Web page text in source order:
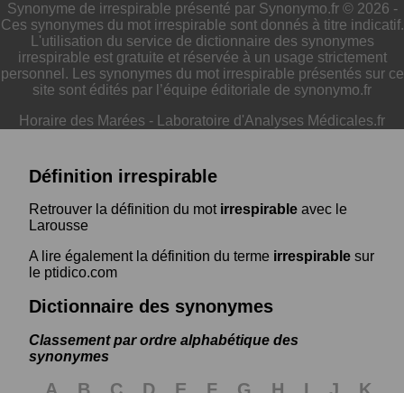
Synonyme de irrespirable présenté par Synonymo.fr © 2026 -
Ces synonymes du mot irrespirable sont donnés à titre indicatif.
L'utilisation du service de dictionnaire des synonymes
irrespirable est gratuite et réservée à un usage strictement
personnel. Les synonymes du mot irrespirable présentés sur ce
site sont édités par l’équipe éditoriale de synonymo.fr
Horaire des Marées - Laboratoire d'Analyses Médicales.fr
Définition irrespirable
Retrouver la définition du mot irrespirable avec le
Larousse
A lire également la définition du terme irrespirable sur
le ptidico.com
Dictionnaire des synonymes
Classement par ordre alphabétique des
synonymes